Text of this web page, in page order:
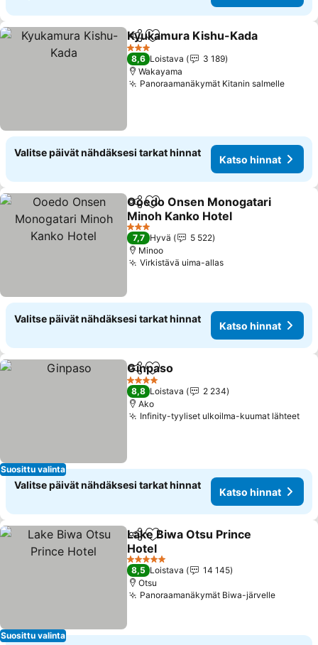
Jaa Lisää suosikkeihin
Kyukamura Kishu-Kada
3 Tähtiluokitus
8,6 Loistava
3 189
Wakayama
Panoraamanäkymät Kitanin salmelle
Valitse päivät nähdäksesi tarkat hinnat
Katso hinnat
Jaa Lisää suosikkeihin
Ooedo Onsen Monogatari
Minoh Kanko Hotel
3 Tähtiluokitus
7,7 Hyvä
5 522
Minoo
Virkistävä uima-allas
Valitse päivät nähdäksesi tarkat hinnat
Katso hinnat
Suosittu valinta
Jaa Lisää suosikkeihin
Ginpaso
4 Tähtiluokitus
8,8 Loistava
2 234
Ako
Infinity-tyyliset ulkoilma-kuumat lähteet
Valitse päivät nähdäksesi tarkat hinnat
Katso hinnat
Suosittu valinta
Jaa Lisää suosikkeihin
Lake Biwa Otsu Prince
Hotel
5 Tähtiluokitus
8,5 Loistava
14 145
Otsu
Panoraamanäkymät Biwa-järvelle